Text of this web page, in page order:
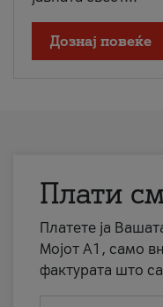
Дознај повеќе
Плати
Платете ја
Мојот А1, само
фактурата што